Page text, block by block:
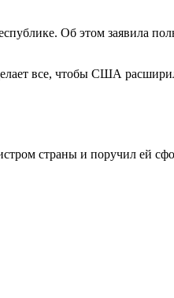
Об этом заявила
все, чтобы США
страны и поручил ей